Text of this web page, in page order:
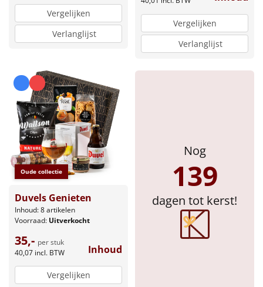
Vergelijken
Verlanglijst
Vergelijken
Verlanglijst
Oude collectie
Duvels Genieten
Inhoud: 8 artikelen
Voorraad: Uitverkocht
35,- per stuk
40,07 incl. BTW Inhoud
Vergelijken
Nog
139
dagen tot kerst!